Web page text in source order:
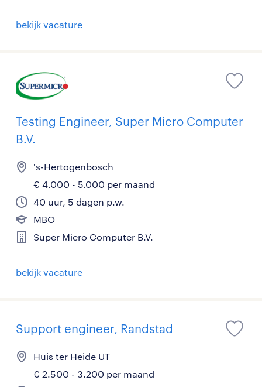
bekijk vacature
Testing Engineer, Super Micro Computer
B.V.
's-Hertogenbosch
€ 4.000 - 5.000 per maand
40 uur, 5 dagen p.w.
MBO
Super Micro Computer B.V.
bekijk vacature
Support engineer, Randstad
Huis ter Heide UT
€ 2.500 - 3.200 per maand